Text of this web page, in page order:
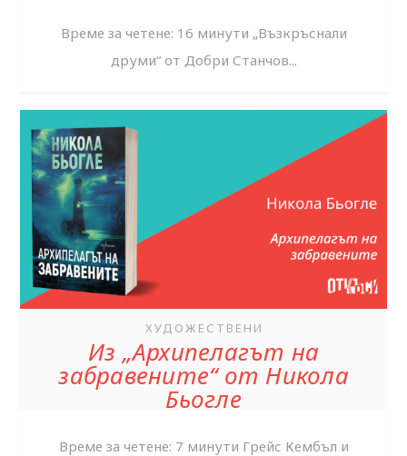
Време за четене: 16 минути „Възкръснали
друми“ от Добри Станчов...
ХУДОЖЕСТВЕНИ
Из „Архипелагът на
забравените“ от Никола
Бьогле
Време за четене: 7 минути Грейс Кембъл и